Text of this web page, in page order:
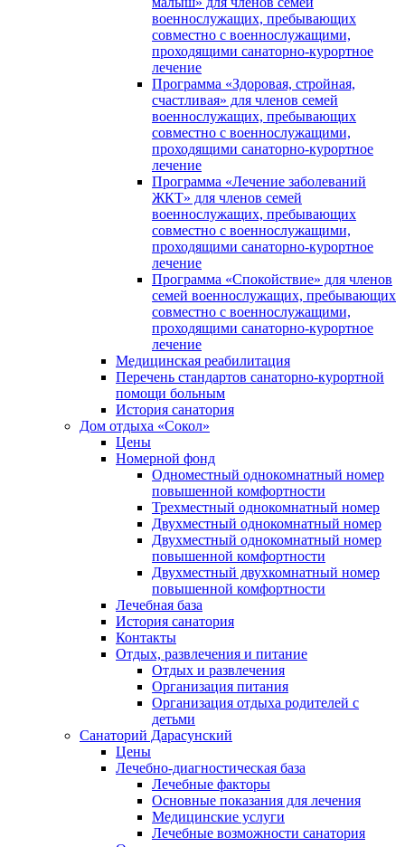
военнослужащих, пребывающих
совместно с военнослужащими,
проходящими санаторно-курортное
лечение
Программа «Здоровая, стройная,
счастливая» для членов семей
военнослужащих, пребывающих
совместно с военнослужащими,
проходящими санаторно-курортное
лечение
Программа «Лечение заболеваний
ЖКТ» для членов семей
военнослужащих, пребывающих
совместно с военнослужащими,
проходящими санаторно-курортное
лечение
Программа «Спокойствие» для членов
семей военнослужащих, пребывающих
совместно с военнослужащими,
проходящими санаторно-курортное
лечение
Медицинская реабилитация
Перечень стандартов санаторно-курортной
помощи больным
История санатория
Дом отдыха «Сокол»
Цены
Номерной фонд
Одноместный однокомнатный номер
повышенной комфортности
Трехместный однокомнатный номер
Двухместный однокомнатный номер
Двухместный однокомнатный номер
повышенной комфортности
Двухместный двухкомнатный номер
повышенной комфортности
Лечебная база
История санатория
Контакты
Отдых, развлечения и питание
Отдых и развлечения
Организация питания
Организация отдыха родителей с
детьми
Санаторий Дарасунский
Цены
Лечебно-диагностическая база
Лечебные факторы
Основные показания для лечения
Медицинские услуги
Лечебные возможности санатория